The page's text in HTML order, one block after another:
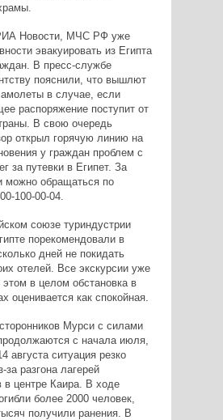
Новости, МЧС РФ уже
эвакуировать из Египта
В пресс-службе
пояснили, что вышлют
в случае, если
распоряжение поступит от
В свою очередь
открыл горячую линию на
у граждан проблем с
за путевки в Египет. За
можно обращаться по
100-00-04.
союзе туриндустрии
порекомендовали в
дней не покидать
отелей. Все экскурсии уже
в целом обстановка в
оценивается как спокойная.
Мурси с силами
с начала июля,
августа ситуация резко
за разгона лагерей
в центре Каира. В ходе
более 2000 человек,
получили ранения. В